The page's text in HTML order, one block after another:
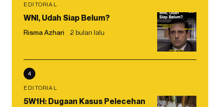
EDITORIAL
WNI, Udah Siap Belum?
Risma Azhari 2 bulan lalu
4
EDITORIAL
5W1H: Dugaan Kasus Pelecehan